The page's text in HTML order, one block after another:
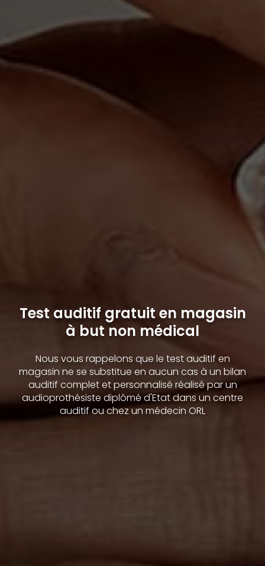
Test auditif gratuit en magasin
à but non médical
Nous vous rappelons que le test auditif en
magasin ne se substitue en aucun cas à un bilan
auditif complet et personnalisé réalisé par un
audioprothésiste diplômé d'Etat dans un centre
auditif ou chez un médecin ORL